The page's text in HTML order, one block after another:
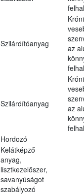
Szilárdítóanyag
az
Szilárdítóanyag
az
Hordozó
Kelátképző
anyag,
lisztkezelőszer,
savanyúságot
szabályozó